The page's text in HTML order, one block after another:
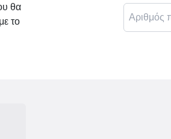
θα
το